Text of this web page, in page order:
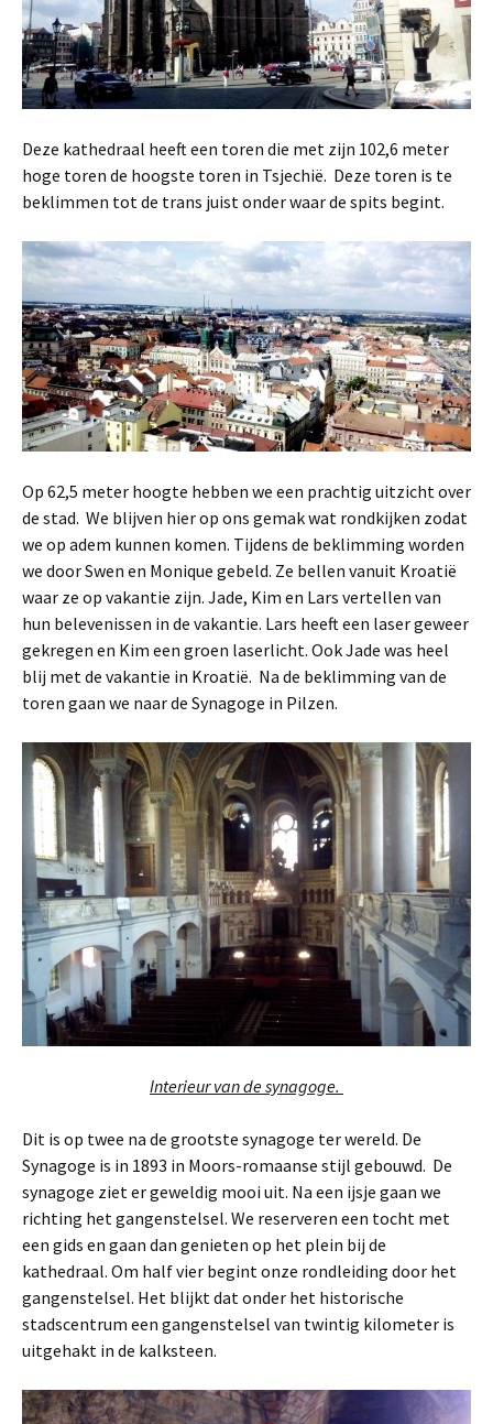
Deze kathedraal heeft een toren die met zijn 102,6 meter
hoge toren de hoogste toren in Tsjechië. Deze toren is te
beklimmen tot de trans juist onder waar de spits begint.
Op 62,5 meter hoogte hebben we een prachtig uitzicht over
de stad. We blijven hier op ons gemak wat rondkijken zodat
we op adem kunnen komen. Tijdens de beklimming worden
we door Swen en Monique gebeld. Ze bellen vanuit Kroatië
waar ze op vakantie zijn. Jade, Kim en Lars vertellen van
hun belevenissen in de vakantie. Lars heeft een laser geweer
gekregen en Kim een groen laserlicht. Ook Jade was heel
blij met de vakantie in Kroatië. Na de beklimming van de
toren gaan we naar de Synagoge in Pilzen.
Interieur van de synagoge.
Dit is op twee na de grootste synagoge ter wereld. De
Synagoge is in 1893 in Moors-romaanse stijl gebouwd. De
synagoge ziet er geweldig mooi uit. Na een ijsje gaan we
richting het gangenstelsel. We reserveren een tocht met
een gids en gaan dan genieten op het plein bij de
kathedraal. Om half vier begint onze rondleiding door het
gangenstelsel. Het blijkt dat onder het historische
stadscentrum een gangenstelsel van twintig kilometer is
uitgehakt in de kalksteen.